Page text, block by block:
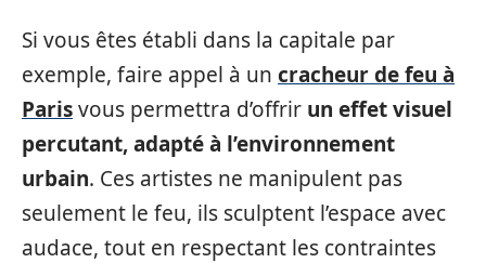
Si vous êtes établi dans la capitale par
exemple, faire appel à un cracheur de feu à
Parisvous permettra d’offrir un effet visuel
percutant, adapté à l’environnement
urbain. Ces artistes ne manipulent pas
seulement le feu, ils sculptent l’espace avec
audace, tout en respectant les contraintes